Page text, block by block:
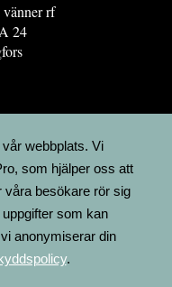
vänner rf
24
FINLAND
webbplats. Vi
som hjälper oss att
våra besökare rör sig
som kan
anonymiserar din
.